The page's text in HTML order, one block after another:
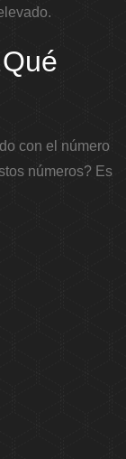
con el número
números? Es